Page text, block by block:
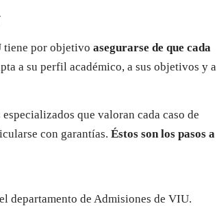
tiene por objetivo asegurarse de que cada
a su perfil académico, a sus objetivos y a
que valoran cada caso de
con garantías. Éstos son los pasos a
departamento de Admisiones de VIU.